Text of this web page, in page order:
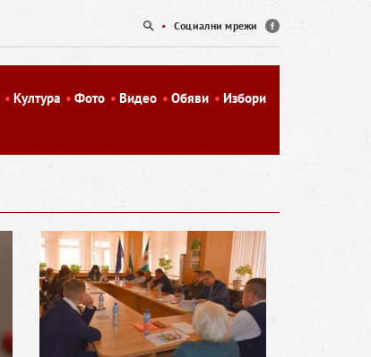
• Социални мрежи
Култура Фото Видео Обяви Избори